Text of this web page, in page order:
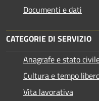
Documenti e dati
CATEGORIE DI SERVIZIO
Anagrafe e stato
Cultura e tempo
Vita lavorativa